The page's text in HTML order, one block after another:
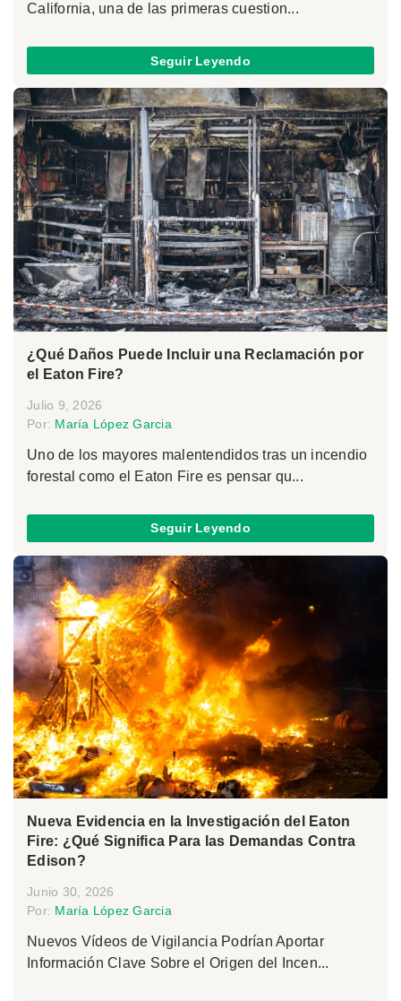
California, una de las primeras cuestion...
Seguir Leyendo
¿Qué Daños Puede Incluir una Reclamación por
el Eaton Fire?
Julio 9, 2026
Por: María López Garcia
Uno de los mayores malentendidos tras un incendio
forestal como el Eaton Fire es pensar qu...
Seguir Leyendo
Nueva Evidencia en la Investigación del Eaton
Fire: ¿Qué Significa Para las Demandas Contra
Edison?
Junio 30, 2026
Por: María López Garcia
Nuevos Vídeos de Vigilancia Podrían Aportar
Información Clave Sobre el Origen del Incen...